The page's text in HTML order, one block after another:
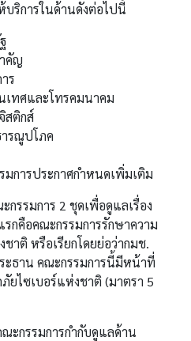
ริการในด้านดังต่อไปนี้
คัญ
ร
เทศและโทรคมนาคม
สติกส์
รณูปโภค
การประกาศกำหนดเพิ่มเติม
รรมการ 2 ชุดเพื่อดูแลเรื่อง
กคือคณะกรรมการรักษาความ
าติ หรือเรียกโดยย่อว่ากมช.
ะธาน คณะกรรมการนี้มีหน้าที่
ยไซเบอร์แห่งชาติ (มาตรา 5
ะกรรมการกำกับดูแลด้าน